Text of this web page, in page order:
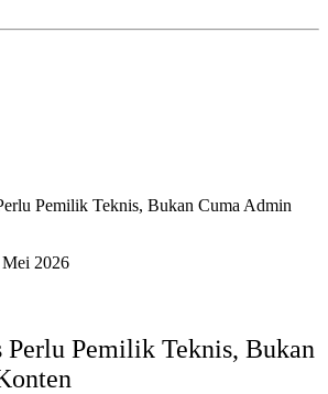
Pemilik Teknis, Bukan Cuma Admin
2026
Perlu Pemilik Teknis, Bukan